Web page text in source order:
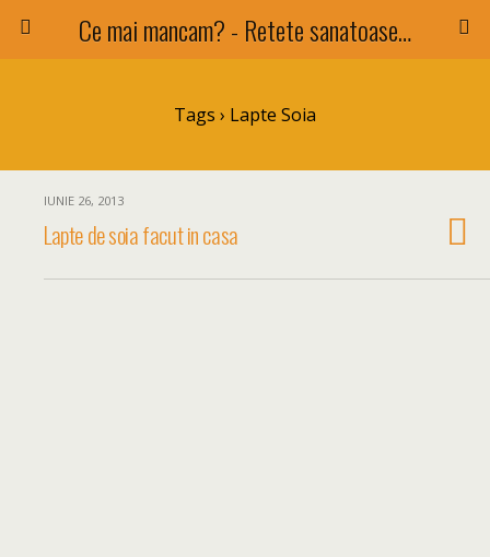
Ce mai mancam? - Retete sanatoase si nu numai !
Tags › Lapte Soia
IUNIE 26, 2013
Lapte de soia facut in casa